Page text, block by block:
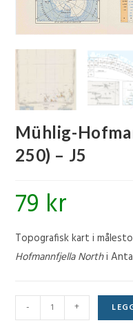
Mühlig-
250) – J5
79 kr
Topografisk kart i
Hofmannfjella Northi
Mühlig-
Hofmannfjella
- +